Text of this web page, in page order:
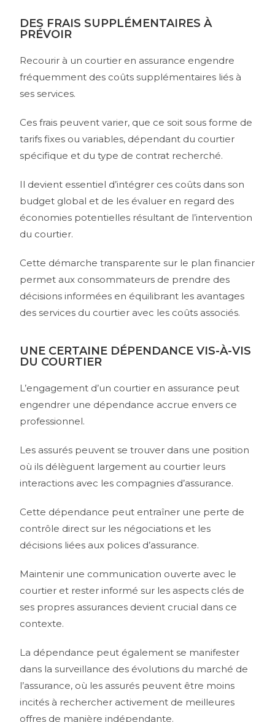
DES FRAIS SUPPLÉMENTAIRES À
PRÉVOIR
Recourir à un courtier en assurance engendre
fréquemment des coûts supplémentaires liés à
ses services.
Ces frais peuvent varier, que ce soit sous forme de
tarifs fixes ou variables, dépendant du courtier
spécifique et du type de contrat recherché.
Il devient essentiel d’intégrer ces coûts dans son
budget global et de les évaluer en regard des
économies potentielles résultant de l’intervention
du courtier.
Cette démarche transparente sur le plan financier
permet aux consommateurs de prendre des
décisions informées en équilibrant les avantages
des services du courtier avec les coûts associés.
UNE CERTAINE DÉPENDANCE VIS-À-VIS
DU COURTIER
L’engagement d’un courtier en assurance peut
engendrer une dépendance accrue envers ce
professionnel.
Les assurés peuvent se trouver dans une position
où ils délèguent largement au courtier leurs
interactions avec les compagnies d’assurance.
Cette dépendance peut entraîner une perte de
contrôle direct sur les négociations et les
décisions liées aux polices d’assurance.
Maintenir une communication ouverte avec le
courtier et rester informé sur les aspects clés de
ses propres assurances devient crucial dans ce
contexte.
La dépendance peut également se manifester
dans la surveillance des évolutions du marché de
l’assurance, où les assurés peuvent être moins
incités à rechercher activement de meilleures
offres de manière indépendante.